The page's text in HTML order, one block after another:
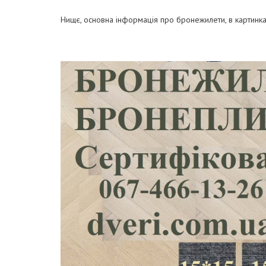
Нищє, основна інформація про бронежилети, в